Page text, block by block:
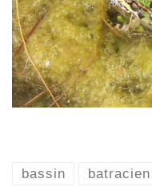
bassin batracien